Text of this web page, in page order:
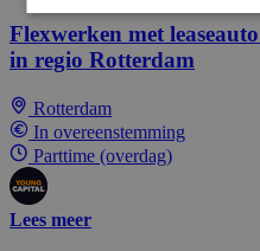
Flexwerken met
in regio Rotterdam
Rotterdam
In overeenstemming
Parttime (overdag)
Lees meer